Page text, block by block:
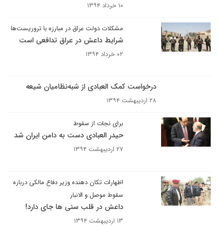
۱۰ خرداد ۱۳۹۴
مشکلات دولت عراق در مبارزه با تروریست‌ها
شرایط داعش در عراق تدافعی است
۰۲ خرداد ۱۳۹۴
درخواست کمک العبادی از شبه‌نظامیان شیعه
۲۸ اردیبهشت ۱۳۹۴
برای نجات از سقوط
حیدر العبادی دست به دامن ایران شد
۲۷ اردیبهشت ۱۳۹۴
اظهارات تکان دهنده وزیر دفاع مالکی درباره
سقوط موصل و الانبار
داعش در قلب سنی ها جای دارد!
۱۳ اردیبهشت ۱۳۹۴